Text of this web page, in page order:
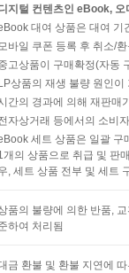
아쉬움이 따를
과 충돌하며 다
사람으로서, 그
독자 여러분께서
지털 컨텐츠인 eBook,
대여 상품은 대여 기
바일 쿠폰 등록 후 취소/
고상품이 구매확정(자동
LP상품의 재생 불량 원인
간의 경과에 의해 재판매
자상거래 등에서의 소비
세트 상품은 일괄 구
개의 상품으로 취급 및 판
, 세트 상품 전부 및 세트
품의 불량에 의한 반품,
하여 처리됨
금 환불 및 환불 지연에